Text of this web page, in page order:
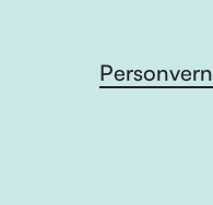
Personvern